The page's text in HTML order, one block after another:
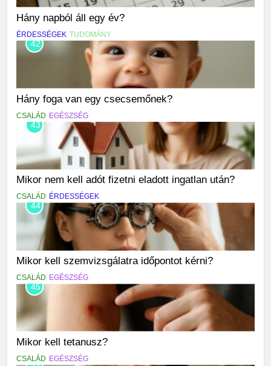
Hány napból áll egy év?
ÉRDESSÉGEK TUDOMÁNY
42
Hány foga van egy csecsemőnek?
CSALÁD EGÉSZSÉG
43
Mikor nem kell adót fizetni eladott ingatlan után?
CSALÁD ÉRDESSÉGEK
44
Mikor kell szemvizsgálatra időpontot kérni?
CSALÁD EGÉSZSÉG
45
Mikor kell tetanusz?
CSALÁD EGÉSZSÉG